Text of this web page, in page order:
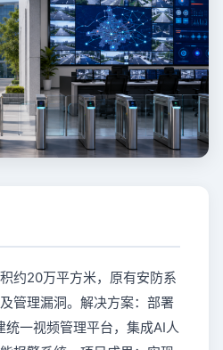
约20万平方米，原有安防系
管理漏洞。解决方案：部署
一视频管理平台，集成AI人